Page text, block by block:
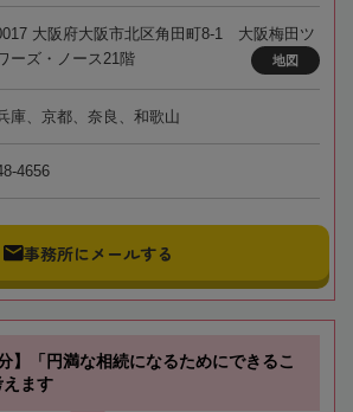
大阪府大阪市北区角田町8-1 大阪梅田ツ
ーズ・ノース21階
地図
庫、京都、奈良、和歌山
4656
事務所にメールする
】「円満な相続になるためにできるこ
えます